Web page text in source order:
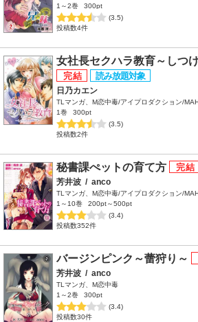
1～2巻
300pt
(3.5)
投稿数4件
女社長セクハラ教育～しつ
日乃カエン
TLマンガ、M恋中毒/アイプロダクション/
1巻
300pt
(3.5)
投稿数2件
秘書課ぺットの育て方
芳井波 / anco
TLマンガ、M恋中毒/アイプロダクション/
1～10巻
200pt～500pt
(3.4)
投稿数352件
バージンピンク～蕾狩り～
芳井波 / anco
TLマンガ、M恋中毒
1～2巻
300pt
(3.4)
投稿数30件